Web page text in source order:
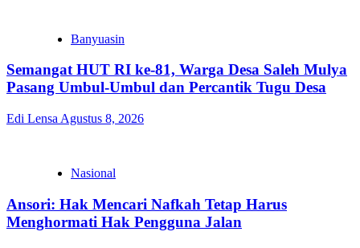
Banyuasin
Semangat HUT RI ke-81, Warga Desa Saleh Mulya
Pasang Umbul-Umbul dan Percantik Tugu Desa
Edi Lensa Agustus 8, 2026
Nasional
Ansori: Hak Mencari Nafkah Tetap Harus
Menghormati Hak Pengguna Jalan